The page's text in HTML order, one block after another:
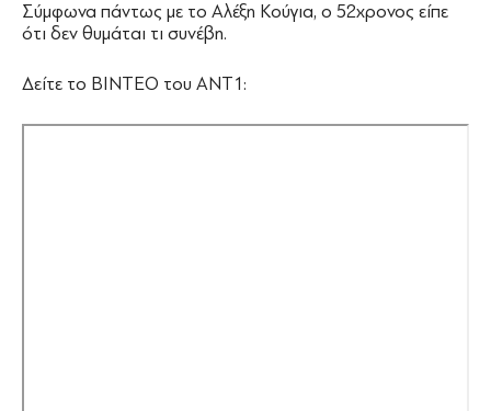
Σύμφωνα πάντως με το Αλέξη Κούγια, ο 52χρονος είπε
ότι δεν θυμάται τι συνέβη.
Δείτε το ΒΙΝΤΕΟ του ΑΝΤ1: